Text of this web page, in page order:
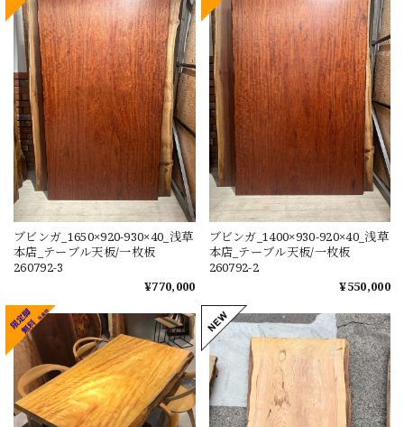
ブビンガ_1650×920-930×40_浅草
本店_テーブル天板/一枚板
260792-3
¥770,000
ブビンガ_1400×930-920×40_浅草
本店_テーブル天板/一枚板
260792-2
¥550,000